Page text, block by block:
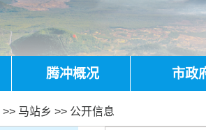
腾冲概况 市政
>> 马站乡 >> 公开信息